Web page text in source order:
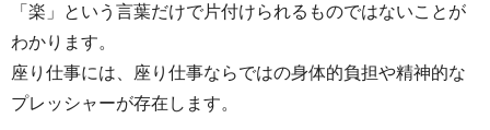
「楽」という言葉だけで片付けられるものではないことが
わかります。
座り仕事には、座り仕事ならではの身体的負担や精神的な
プレッシャーが存在します。